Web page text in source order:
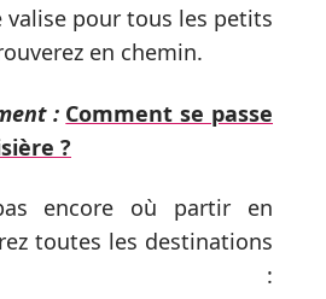
valise pour tous les petits
en chemin.
: Comment se passe
?
encore où partir en
toutes les destinations
: